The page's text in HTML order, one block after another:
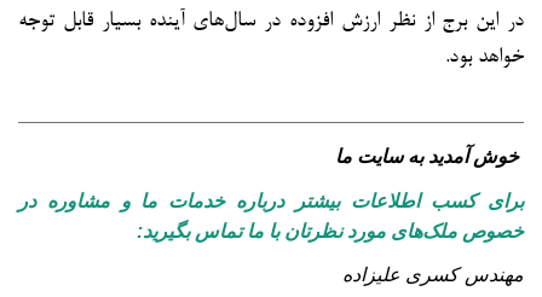
در این برج از نظر ارزش افزوده در سال‌های آینده بسیار قابل توجه
خواهد بود.
خوش آمدید به سایت ما
برای کسب اطلاعات بیشتر درباره خدمات ما و مشاوره در
خصوص ملک‌های مورد نظرتان با ما تماس بگیرید:
مهندس کسری علیزاده